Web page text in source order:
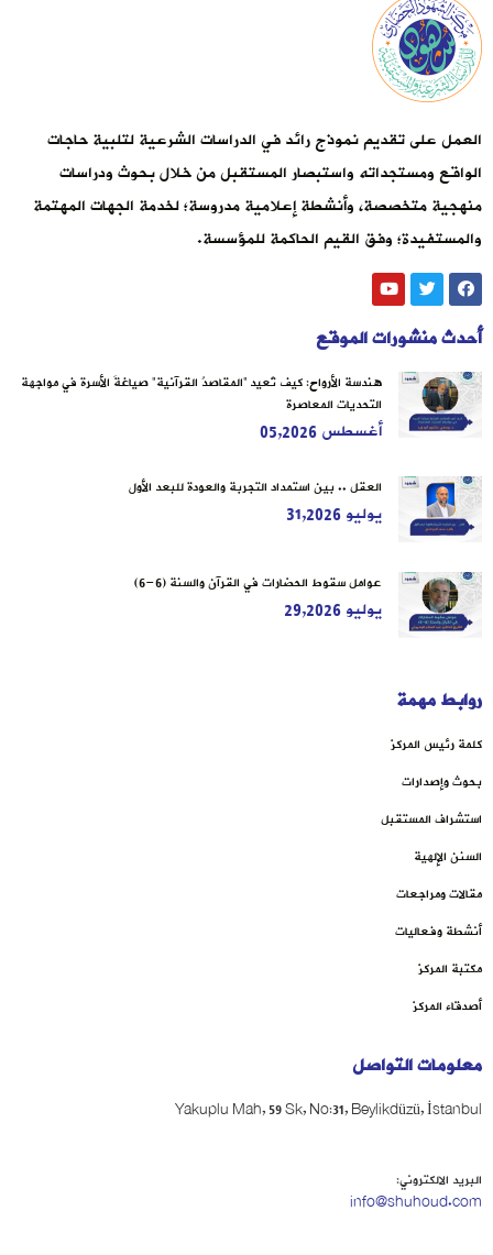
العمل على تقديم نموذج رائد في الدراسات الشرعية لتلبية حاجات
الواقع ومستجداته واستبصار المستقبل من خلال بحوث ودراسات
منهجية متخصصة، وأنشطة إعلامية مدروسة؛ لخدمة الجهات المهتمة
والمستفيدة؛ وفق القيم الحاكمة للمؤسسة.
أحدث منشورات الموقع
هندسة الأرواح: كيف تُعيد “المقاصدُ القرآنية” صياغةَ الأسرة في مواجهة
التحديات المعاصرة
أغسطس 05,2026
العقل .. بين استمداد التجربة والعودة للبعد الأول
يوليو 31,2026
عوامل سقوط الحضارات في القرآن والسنة (6-6)
يوليو 29,2026
روابط مهمة
كلمة رئيس المركز
بحوث وإصدارات
استشراف المستقبل
السنن الإلهية
مقالات ومراجعات
أنشطة وفعاليات
مكتبة المركز
أصدقاء المركز
معلومات التواصل
Yakuplu Mah, 59 Sk, No:31, Beylikdüzü, İstanbul
البريد الالكتروني:
info@shuhoud.com